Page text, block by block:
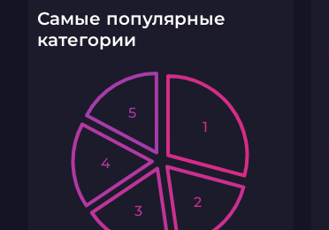
Самые популярные
категории
1
2
3
4
5